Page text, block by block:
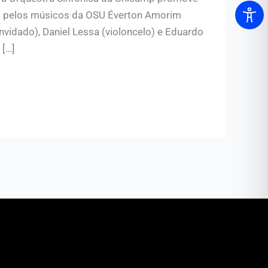
músicos da OSU Éverton Amorim
Daniel Lessa (violoncelo) e Eduardo